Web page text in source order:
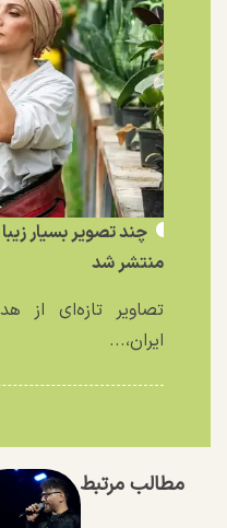
چند تصویر بسیار
منتشر شد
تصاویر تازه‌ای از
ایران،...
مطالب مرتبط